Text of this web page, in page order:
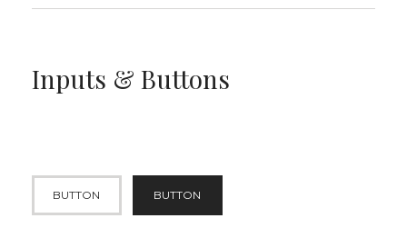
Inputs & Buttons
BUTTON BUTTON